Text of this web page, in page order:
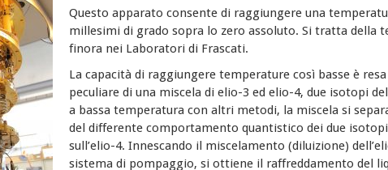
Questo apparato consente di raggiungere una
millesimi di grado sopra lo zero assoluto. Si tratta della
finora nei Laboratori di Frascati.
La capacità di raggiungere temperature così basse è
peculiare di una miscela di elio-3 ed elio-4, due isotopi
a bassa temperatura con altri metodi, la miscela si
del differente comportamento quantistico dei due
sull’elio-4. Innescando il miscelamento (diluizione)
sistema di pompaggio, si ottiene il raffreddamento del